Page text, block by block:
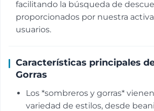
facilitando la búsqueda de
proporcionados por nuestra
usuarios.
Características principales
Gorras
Los *sombreros y gorras*
variedad de estilos, desde